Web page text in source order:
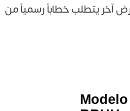
آخر يتطلب خطاباً رسمياً من